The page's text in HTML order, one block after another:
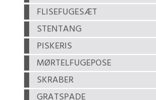
FLISEFUGESÆT
STENTANG
PISKERIS
MØRTELFUGEPOSE
SKRABER